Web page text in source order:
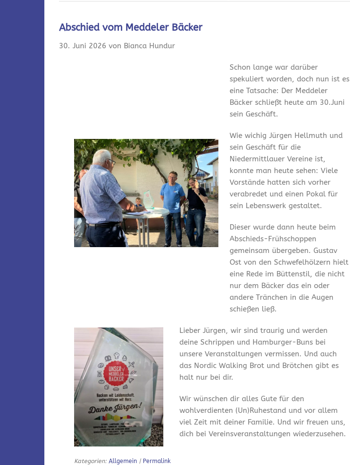
Abschied vom Meddeler Bäcker
30. Juni 2026 von Bianca Hundur
Schon lange war darüber
spekuliert worden, doch nun ist es
eine Tatsache: Der Meddeler
Bäcker schließt heute am 30.Juni
sein Geschäft.
Wie wichig Jürgen Hellmuth und
sein Geschäft für die
Niedermittlauer Vereine ist,
konnte man heute sehen: Viele
Vorstände hatten sich vorher
verabredet und einen Pokal für
sein Lebenswerk gestaltet.
Dieser wurde dann heute beim
Abschieds-Frühschoppen
gemeinsam übergeben. Gustav
Ost von den Schwefelhölzern hielt
eine Rede im Büttenstil, die nicht
nur dem Bäcker das ein oder
andere Tränchen in die Augen
schießen ließ.
Lieber Jürgen, wir sind traurig und werden
deine Schrippen und Hamburger-Buns bei
unsere Veranstaltungen vermissen. Und auch
das Nordic Walking Brot und Brötchen gibt es
halt nur bei dir.
Wir wünschen dir alles Gute für den
wohlverdienten (Un)Ruhestand und vor allem
viel Zeit mit deiner Familie. Und wir freuen uns,
dich bei Vereinsveranstaltungen wiederzusehen.
Kategorien:Allgemein | Permalink